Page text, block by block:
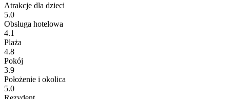
Atrakcje dla dzieci
5.0
Obsługa hotelowa
4.1
Plaża
4.8
Pokój
3.9
Położenie i okolica
5.0